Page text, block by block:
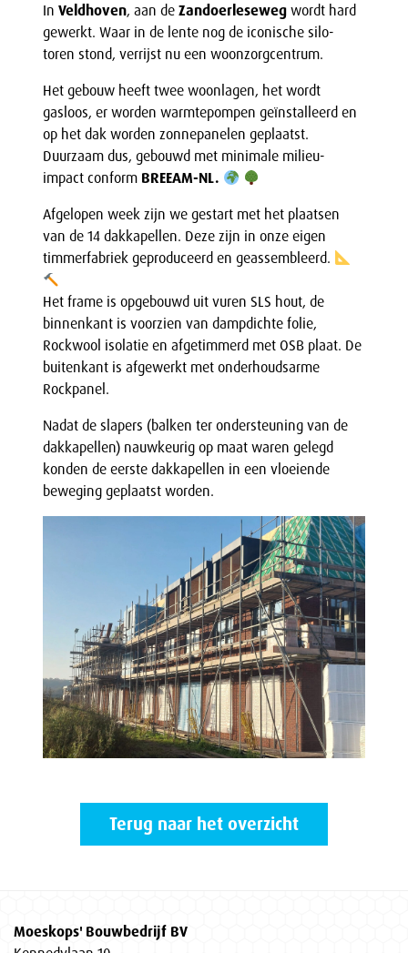
In Veldhoven, aan de Zandoerleseweg wordt hard
gewerkt. Waar in de lente nog de iconische silo-
toren stond, verrijst nu een woonzorgcentrum.
Het gebouw heeft twee woonlagen, het wordt
gasloos, er worden warmtepompen geïnstalleerd en
op het dak worden zonnepanelen geplaatst.
Duurzaam dus, gebouwd met minimale milieu-
impact conform BREEAM-NL.
Afgelopen week zijn we gestart met het plaatsen
van de 14 dakkapellen. Deze zijn in onze eigen
timmerfabriek geproduceerd en geassembleerd.
Het frame is opgebouwd uit vuren SLS hout, de
binnenkant is voorzien van dampdichte folie,
Rockwool isolatie en afgetimmerd met OSB plaat. De
buitenkant is afgewerkt met onderhoudsarme
Rockpanel.
Nadat de slapers (balken ter ondersteuning van de
dakkapellen) nauwkeurig op maat waren gelegd
konden de eerste dakkapellen in een vloeiende
beweging geplaatst worden.
Terug naar het overzicht
Moeskops' Bouwbedrijf BV